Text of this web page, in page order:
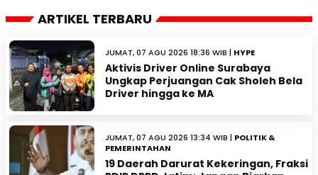
ARTIKEL TERBARU
JUMAT, 07 AGU 2026 18:36 WIB | HYPE
Aktivis Driver Online Surabaya
Ungkap Perjuangan Cak Sholeh Bela
Driver hingga ke MA
JUMAT, 07 AGU 2026 13:34 WIB | POLITIK &
PEMERINTAHAN
19 Daerah Darurat Kekeringan, Fraksi